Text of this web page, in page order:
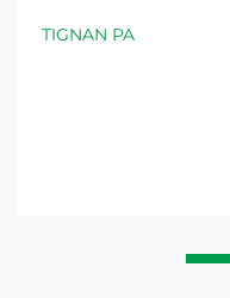
TIGNAN PA